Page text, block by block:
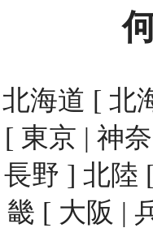
北海道 [ 北
[ 東京 | 神
長野 ] 北陸
畿 [ 大阪 |